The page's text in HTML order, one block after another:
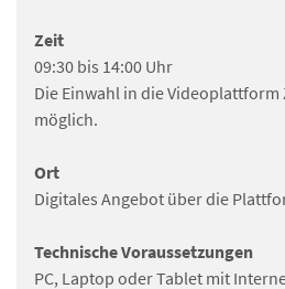
Zeit
09:30 bis 14:00 Uhr
Die Einwahl in die Videoplattform
möglich.
Ort
Digitales Angebot über die
Technische Voraussetzungen
PC, Laptop oder Tablet mit